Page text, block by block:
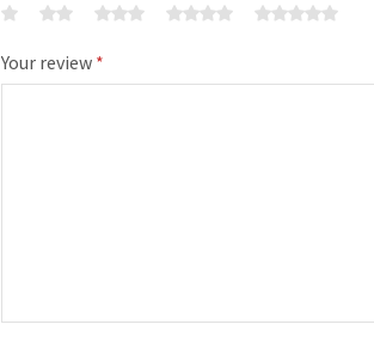
Your review *